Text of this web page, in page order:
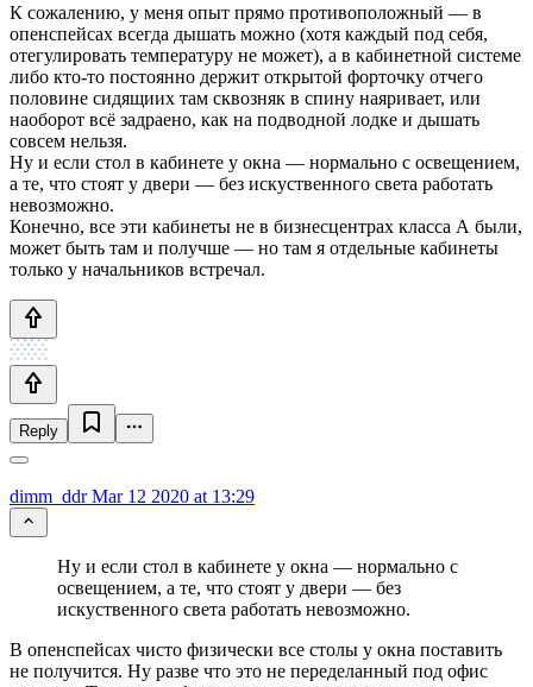
К сожалению, у меня опыт прямо противоположный — в
опенспейсах всегда дышать можно (хотя каждый под себя,
отегулировать температуру не может), а в кабинетной системе
либо кто-то постоянно держит открытой форточку отчего
половине сидящиих там сквозняк в спину наяривает, или
наоборот всё задраено, как на подводной лодке и дышать
совсем нельзя.
Ну и если стол в кабинете у окна — нормально с освещением,
а те, что стоят у двери — без искуственного света работать
невозможно.
Конечно, все эти кабинеты не в бизнесцентрах класса А были,
может быть там и получше — но там я отдельные кабинеты
только у начальников встречал.
Reply
dimm_ddrMar 12 2020 at 13:29
Ну и если стол в кабинете у окна — нормально с
освещением, а те, что стоят у двери — без
искуственного света работать невозможно.
В опенспейсах чисто физически все столы у окна поставить
не получится. Ну разве что это не переделанный под офис